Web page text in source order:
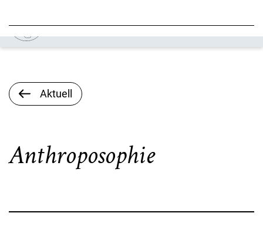
Aktuell
Anthroposophie